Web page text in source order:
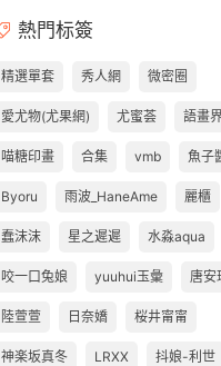
熱門标簽
精選單套 秀人網 微密圈
愛尤物(尤果網) 尤蜜荟 語畫
喵糖印畫 合集 vmb 魚子
Byoru 雨波_HaneAme 麗櫃
蠢沫沫 星之遲遲 水淼aqua
咬一口兔娘 yuuhui玉彙 唐安
陸萱萱 日奈嬌 桜井甯甯
神楽坂真冬 LRXX 抖娘-利世